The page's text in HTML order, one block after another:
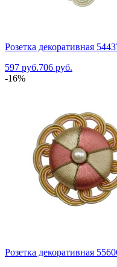
Розетка декоративная
597 руб.706 руб.
-16%
Розетка декоративная